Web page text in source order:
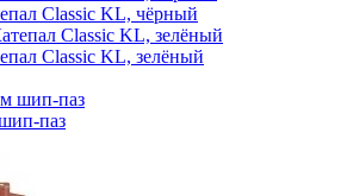
Classic KL, чёрный
Classic KL, зелёный
паз